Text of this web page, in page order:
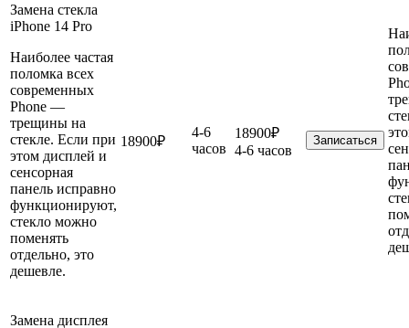
Замена стекла
iPhone 14 Pro
Наиболее частая
поломка всех
современных
Phone —
трещины на
стекле. Если при
этом дисплей и
сенсорная
панель исправно
функционируют,
стекло можно
поменять
отдельно, это
дешевле.
18900₽
4-6
часов
18900₽
4-6 часов
Записаться
Замена дисплея